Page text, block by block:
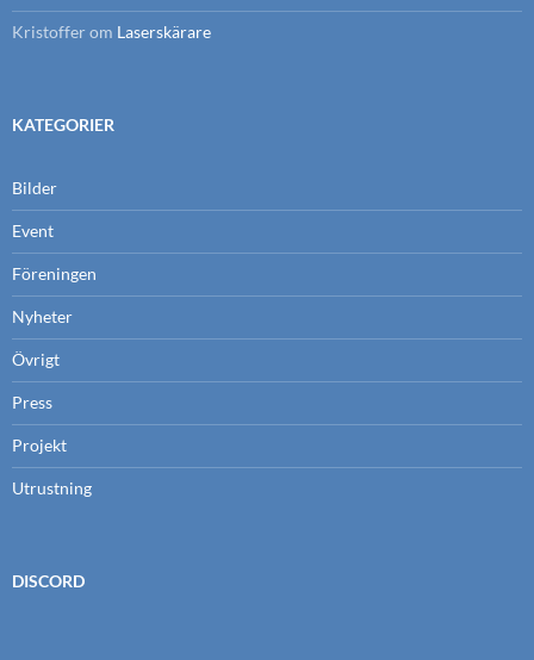
Kristoffer om Laserskärare
KATEGORIER
Bilder
Event
Föreningen
Nyheter
Övrigt
Press
Projekt
Utrustning
DISCORD